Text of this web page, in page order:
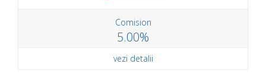
Comision
5.00%
vezi detalii